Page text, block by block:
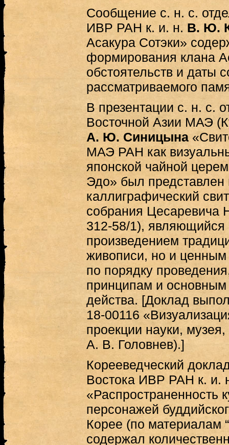
Сообщение с. н. с.
ИВР РАН к. и. н. В. Ю.
Асакура Сотэки»
формирования клана
обстоятельств и даты
рассматриваемого
В презентации с. н. с.
Восточной Азии МАЭ
А. Ю. Синицына
МАЭ РАН как
японской чайной
Эдо» был представлен
каллиграфический
собрания
312-58/1),
произведением
живописи, но и
по порядку
принципам и основным
действа. [Доклад
18-00116
проекции науки,
А. В. Головнев).]
Корееведческий
Востока ИВР РАН к. и.
«Распространенность
персонажей
Корее (по материалам
содержал